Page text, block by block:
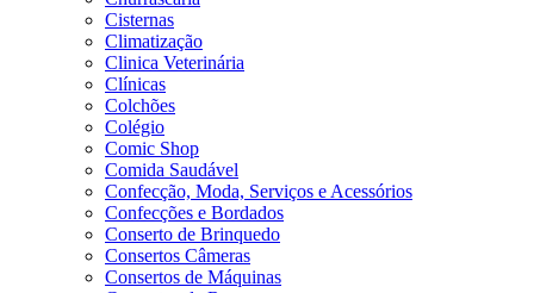
Cisternas
Climatização
Clinica Veterinária
Clínicas
Colchões
Colégio
Comic Shop
Comida Saudável
Confecção, Moda, Serviços e Acessórios
Confecções e Bordados
Conserto de Brinquedo
Consertos Câmeras
Consertos de Máquinas